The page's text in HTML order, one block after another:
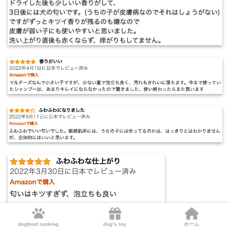
dogfood ranking dog’s toy ホーム